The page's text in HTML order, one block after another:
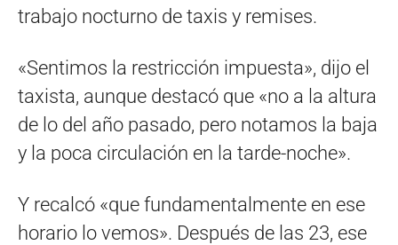
trabajo nocturno de taxis y remises.
«Sentimos la restricción impuesta», dijo el
taxista, aunque destacó que «no a la altura
de lo del año pasado, pero notamos la baja
y la poca circulación en la tarde-noche».
Y recalcó «que fundamentalmente en ese
horario lo vemos». Después de las 23, ese